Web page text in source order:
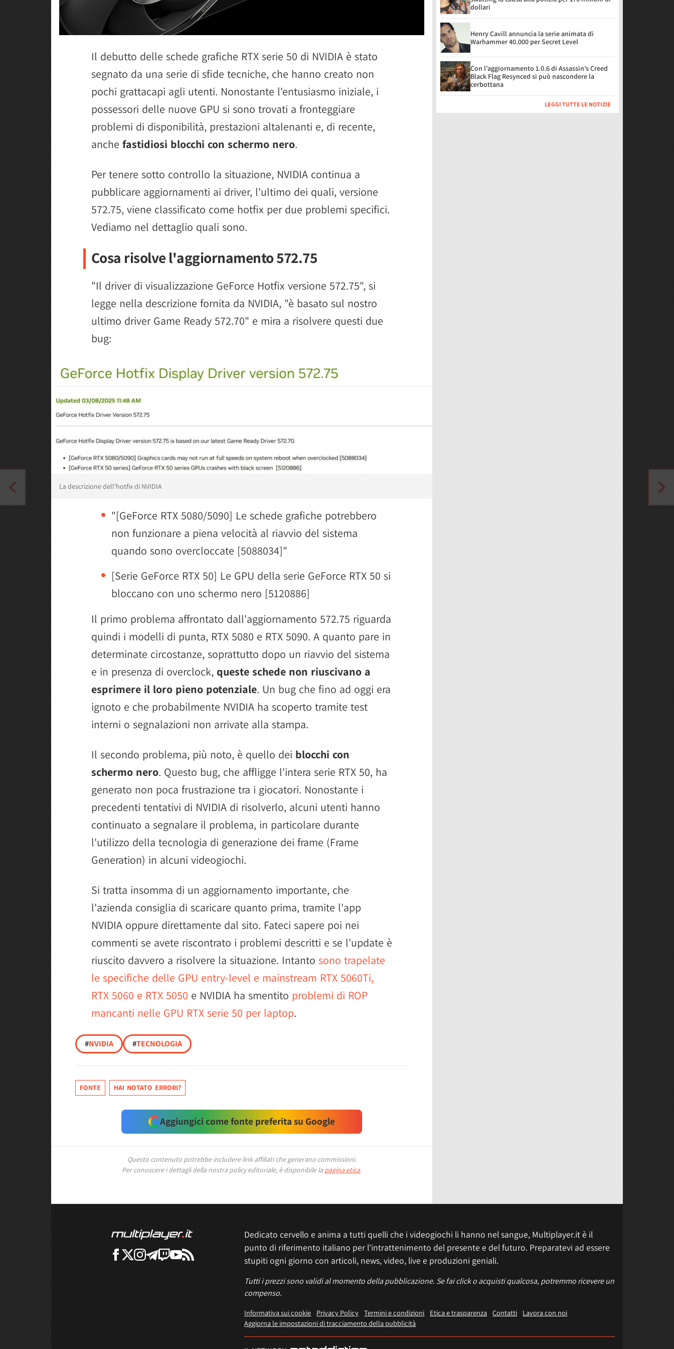
Il debutto delle schede grafiche RTX serie 50 di NVIDIA è stato
segnato da una serie di sfide tecniche, che hanno creato non
pochi grattacapi agli utenti. Nonostante l'entusiasmo iniziale, i
possessori delle nuove GPU si sono trovati a fronteggiare
problemi di disponibilità, prestazioni altalenanti e, di recente,
anche fastidiosi blocchi con schermo nero.
Per tenere sotto controllo la situazione, NVIDIA continua a
pubblicare aggiornamenti ai driver, l'ultimo dei quali, versione
572.75, viene classificato come hotfix per due problemi specifici.
Vediamo nel dettaglio quali sono.
Cosa risolve l'aggiornamento 572.75
"Il driver di visualizzazione GeForce Hotfix versione 572.75", si
legge nella descrizione fornita da NVIDIA, "è basato sul nostro
ultimo driver Game Ready 572.70" e mira a risolvere questi due
bug:
La descrizione dell'hotfix di NVIDIA
"[GeForce RTX 5080/5090] Le schede grafiche potrebbero
non funzionare a piena velocità al riavvio del sistema
quando sono overcloccate [5088034]"
[Serie GeForce RTX 50] Le GPU della serie GeForce RTX 50 si
bloccano con uno schermo nero [5120886]
Il primo problema affrontato dall'aggiornamento 572.75 riguarda
quindi i modelli di punta, RTX 5080 e RTX 5090. A quanto pare in
determinate circostanze, soprattutto dopo un riavvio del sistema
e in presenza di overclock, queste schede non riuscivano a
esprimere il loro pieno potenziale. Un bug che fino ad oggi era
ignoto e che probabilmente NVIDIA ha scoperto tramite test
interni o segnalazioni non arrivate alla stampa.
Il secondo problema, più noto, è quello dei blocchi con
schermo nero. Questo bug, che affligge l'intera serie RTX 50, ha
generato non poca frustrazione tra i giocatori. Nonostante i
precedenti tentativi di NVIDIA di risolverlo, alcuni utenti hanno
continuato a segnalare il problema, in particolare durante
l'utilizzo della tecnologia di generazione dei frame (Frame
Generation) in alcuni videogiochi.
Si tratta insomma di un aggiornamento importante, che
l'azienda consiglia di scaricare quanto prima, tramite l'app
NVIDIA oppure direttamente dal sito. Fateci sapere poi nei
commenti se avete riscontrato i problemi descritti e se l'update è
riuscito davvero a risolvere la situazione. Intanto sono trapelate
le specifiche delle GPU entry-level e mainstream RTX 5060Ti,
RTX 5060 e RTX 5050 e NVIDIA ha smentito problemi di ROP
mancanti nelle GPU RTX serie 50 per laptop.
#NVIDIA #TECNOLOGIA
FONTE HAI NOTATO ERRORI?
Aggiungici come fonte preferita su Google
Questo contenuto potrebbe includere link affiliati che generano commissioni.
Per conoscere i dettagli della nostra policy editoriale, è disponibile la pagina etica.
dollari
Henry Cavill annuncia la serie animata di
Warhammer 40.000 per Secret Level
Con l’aggiornamento 1.0.6 di Assassin’s Creed
Black Flag Resynced si può nascondere la
cerbottana
LEGGI TUTTE LE NOTIZIE
Dedicato cervello e anima a tutti quelli che i videogiochi li hanno nel sangue, Multiplayer.it è il
punto di riferimento italiano per l'intrattenimento del presente e del futuro. Preparatevi ad essere
stupiti ogni giorno con articoli, news, video, live e produzioni geniali.
Tutti i prezzi sono validi al momento della pubblicazione. Se fai click o acquisti qualcosa, potremmo ricevere un
compenso.
Informativa sui cookie Privacy Policy Termini e condizioni Etica e trasparenza Contatti
Lavora con noi
Aggiorna le impostazioni di tracciamento della pubblicità